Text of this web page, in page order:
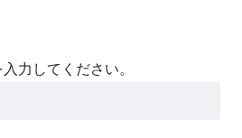
力してください。